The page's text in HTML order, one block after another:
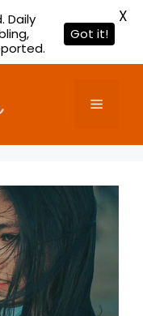
Menu
Daily
Got it!
X